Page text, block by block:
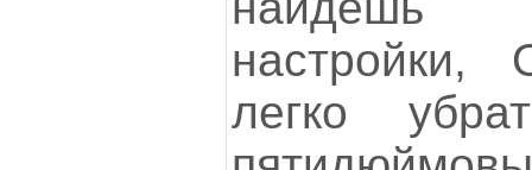
легко